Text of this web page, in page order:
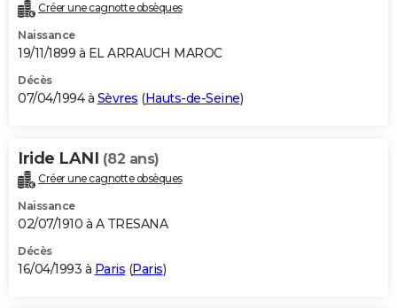
Créer une cagnotte obsèques
Naissance
19/11/1899 à EL ARRAUCH MAROC
Décès
07/04/1994 à Sèvres (Hauts-de-Seine)
Iride LANI (82 ans)
Créer une cagnotte obsèques
Naissance
02/07/1910 à A TRESANA
Décès
16/04/1993 à Paris (Paris)